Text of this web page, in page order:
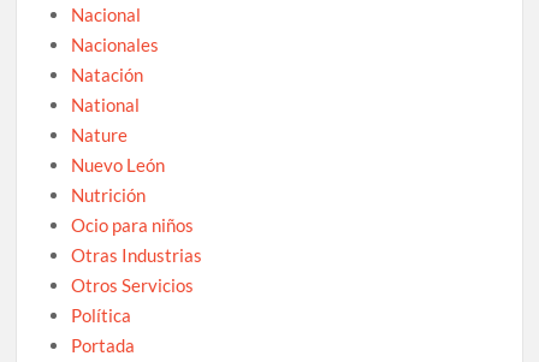
Nacional
Nacionales
Natación
National
Nature
Nuevo León
Nutrición
Ocio para niños
Otras Industrias
Otros Servicios
Política
Portada